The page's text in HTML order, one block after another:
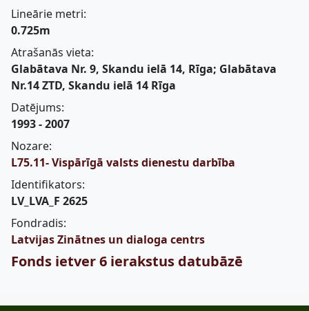
Lineārie metri:
0.725m
Atrašanās vieta:
Glabātava Nr. 9, Skandu ielā 14, Rīga; Glabātava
Nr.14 ZTD, Skandu ielā 14 Rīga
Datējums:
1993 - 2007
Nozare:
L75.11- Vispārīgā valsts dienestu darbība
Identifikators:
LV_LVA_F 2625
Fondradis:
Latvijas Zinātnes un dialoga centrs
Fonds ietver 6 ierakstus datubāzē